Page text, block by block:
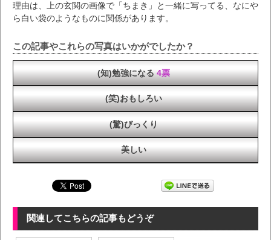
理由は、上の玄関の画像で「ちまき」と一緒に写ってる、なにや
ら白い袋のようなものに関係があります。
この記事やこれらの写真はいかがでしたか？
(知)勉強になる 4票
(笑)おもしろい
(驚)びっくり
美しい
関連してこちらの記事もどうぞ